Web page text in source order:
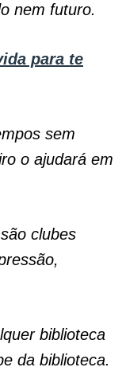
nem futuro.
para te
sem
o ajudará em
clubes
biblioteca
da biblioteca.